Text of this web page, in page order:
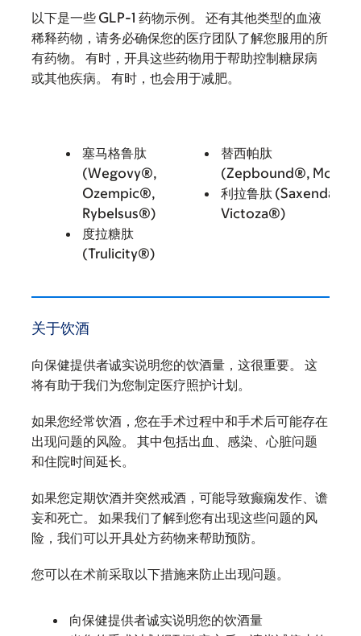
以下是一些 GLP-1 药物示例。 还有其他类型的血液
稀释药物，请务必确保您的医疗团队了解您服用的所
有药物。 有时，开具这些药物用于帮助控制糖尿病
或其他疾病。 有时，也会用于减肥。
塞马格鲁肽
(Wegovy®,
Ozempic®,
Rybelsus®)
度拉糖肽
(Trulicity®)
替西帕肽
(Zepbound®,
利拉鲁肽 (Saxenda®,
Victoza®)
关于饮酒
向保健提供者诚实说明您的饮酒量，这很重要。 这
将有助于我们为您制定医疗照护计划。
如果您经常饮酒，您在手术过程中和手术后可能存在
出现问题的风险。 其中包括出血、感染、心脏问题
和住院时间延长。
如果您定期饮酒并突然戒酒，可能导致癫痫发作、谵
妄和死亡。 如果我们了解到您有出现这些问题的风
险，我们可以开具处方药物来帮助预防。
您可以在术前采取以下措施来防止出现问题。
向保健提供者诚实说明您的饮酒量